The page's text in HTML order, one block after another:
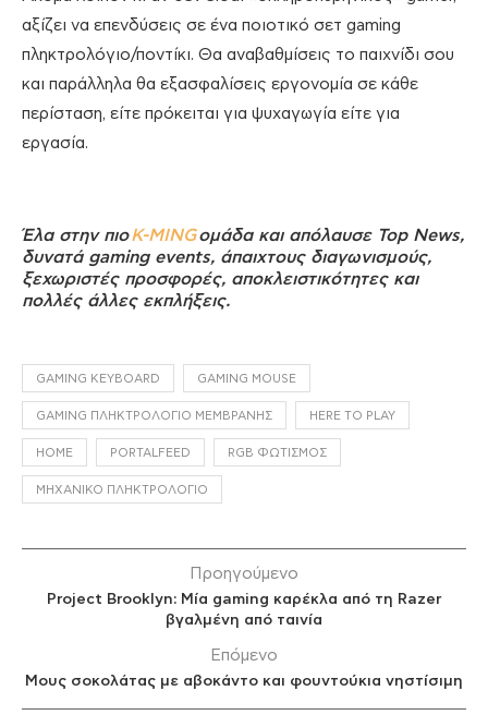
αξίζει να επενδύσεις σε ένα ποιοτικό σετ gaming
πληκτρολόγιο/ποντίκι. Θα αναβαθμίσεις το παιχνίδι σου
και παράλληλα θα εξασφαλίσεις εργονομία σε κάθε
περίσταση, είτε πρόκειται για ψυχαγωγία είτε για
εργασία.
Έλα στην πιοK-MINGομάδα και απόλαυσε Top News,
δυνατά gaming events, άπαιχτους διαγωνισμούς,
ξεχωριστές προσφορές, αποκλειστικότητες και
πολλές άλλες εκπλήξεις.
GAMING KEYBOARD GAMING MOUSE
GAMING ΠΛΗΚΤΡΟΛΌΓΙΟ ΜΕΜΒΡΆΝΗΣ HERE TO PLAY
HOME PORTALFEED RGB ΦΩΤΙΣΜΌΣ
ΜΗΧΑΝΙΚΌ ΠΛΗΚΤΡΟΛΌΓΙΟ
Προηγούμενο
Project Brooklyn: Μία gaming καρέκλα από τη Razer
βγαλμένη από ταινία
Επόμενο
Μους σοκολάτας με αβοκάντο και φουντούκια νηστίσιμη